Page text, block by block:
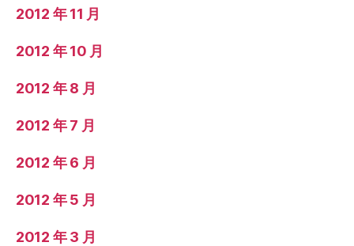
2012 年 11 月
2012 年 10 月
2012 年 8 月
2012 年 7 月
2012 年 6 月
2012 年 5 月
2012 年 3 月